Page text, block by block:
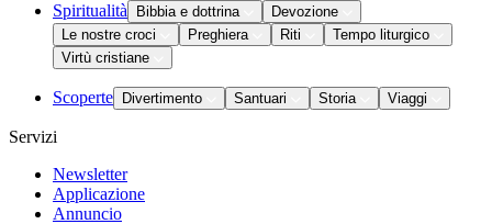
Spiritualità Bibbia e dottrina
Devozione
Le nostre croci
Preghiera Riti
Tempo liturgico
Virtù cristiane
Scoperte Divertimento Santuari Storia Viaggi
Servizi
Newsletter
Applicazione
Annuncio